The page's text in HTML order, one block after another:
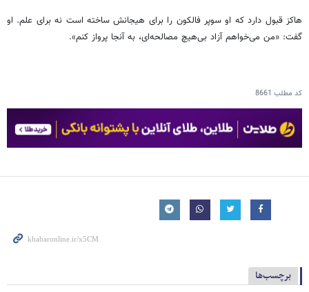
هاکز قبول دارد که او سوپر فالکون را برای هیجانش ساخته است نه برای علم. او
گفت: «من می‌خواهم آزاد بی‌هیچ مصالحه‌ای، به آنجا پرواز کنم».
کد مطلب 8661
برچسب‌ها